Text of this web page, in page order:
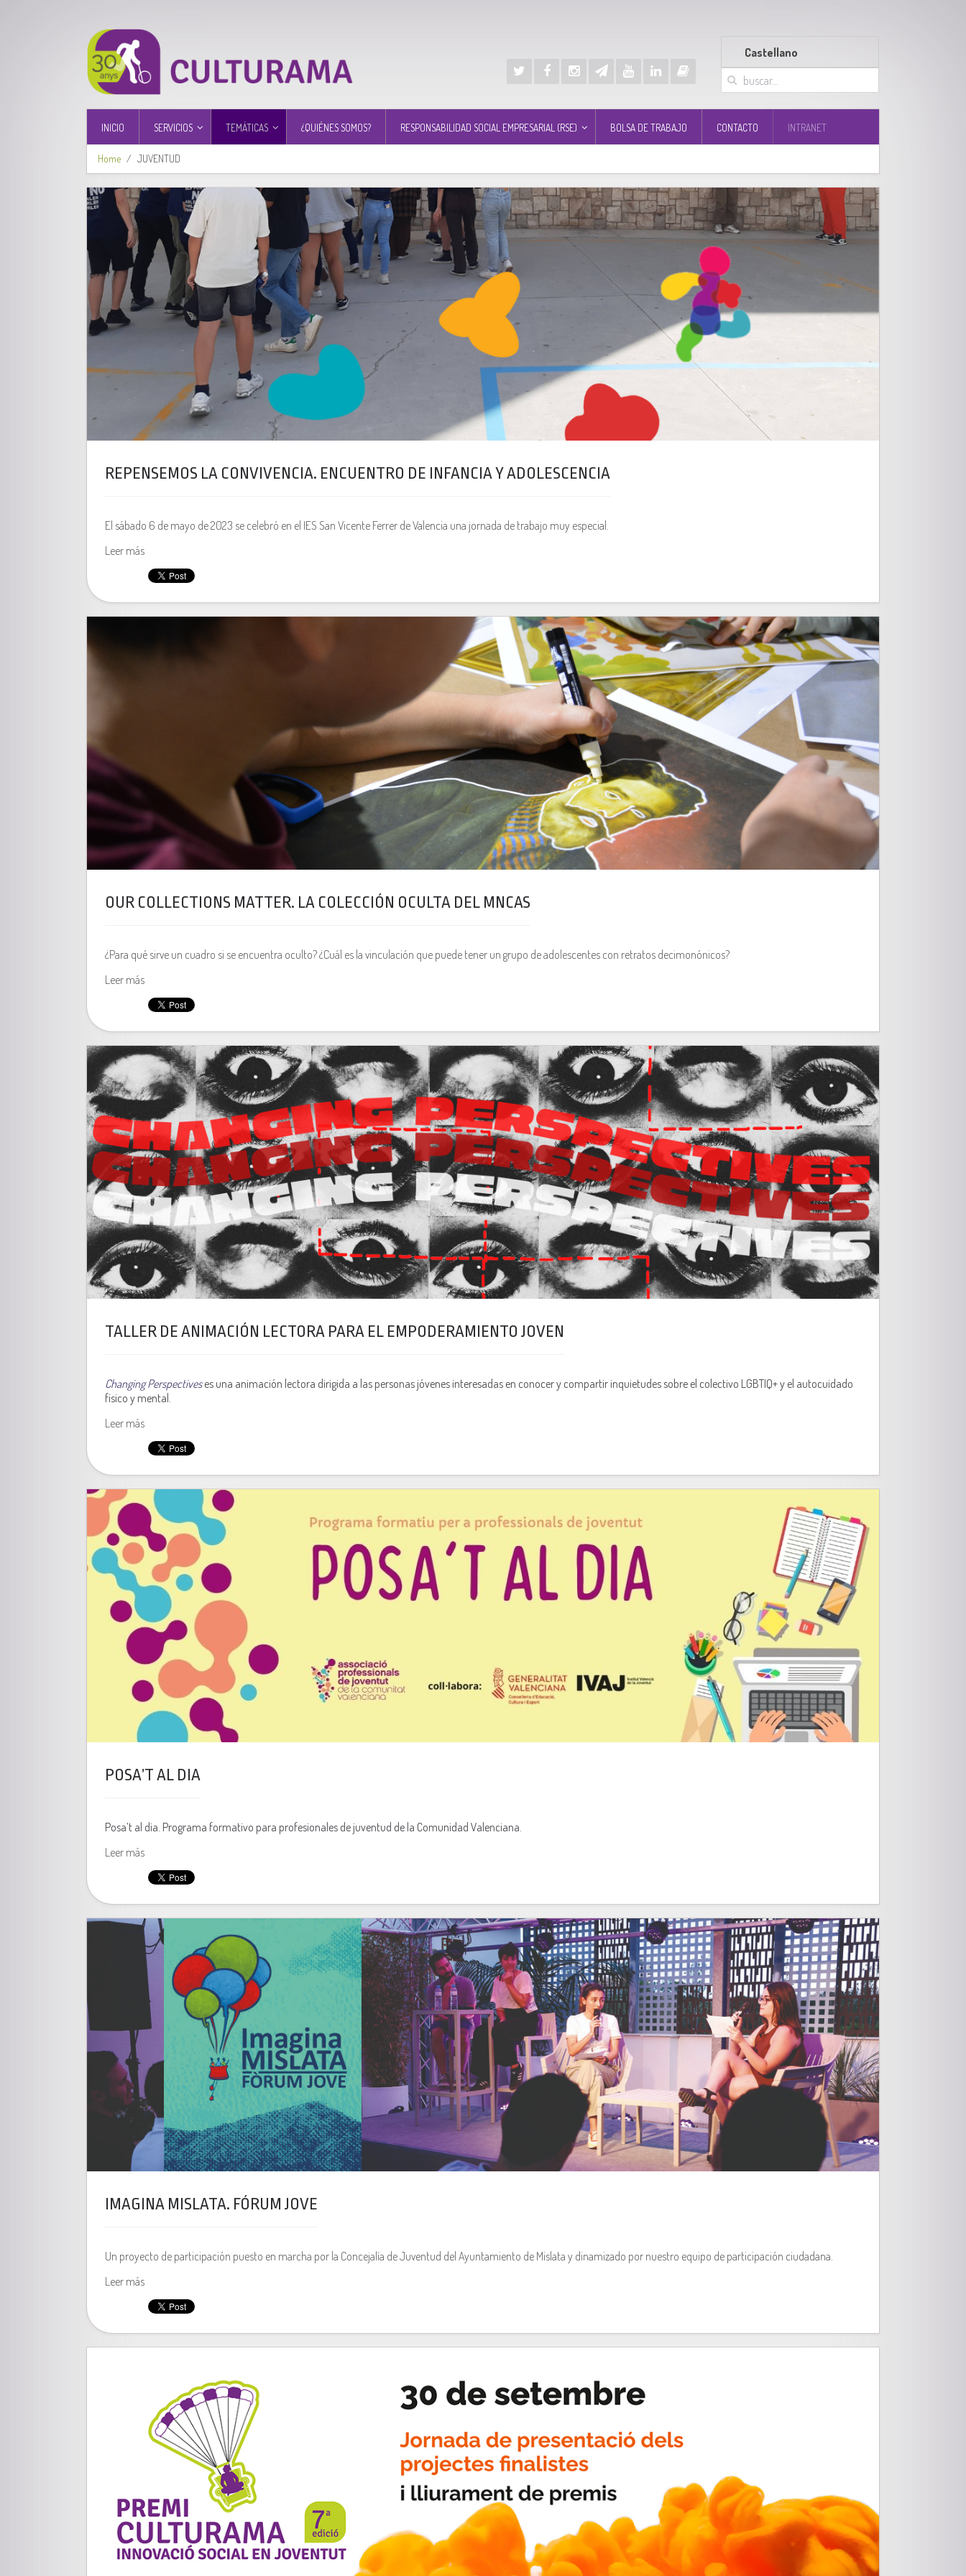
Castellano
INICIO SERVICIOS TEMÁTICAS ¿QUIÉNES SOMOS? RESPONSABILIDAD SOCIAL EMPRESARIAL (RSE) BOLSA DE TRABAJO CONTACTO INTRANET
Home JUVENTUD
REPENSEMOS LA CONVIVENCIA. ENCUENTRO DE INFANCIA Y ADOLESCENCIA
El sábado 6 de mayo de 2023 se celebró en el IES San Vicente Ferrer de Valencia una jornada de trabajo muy especial.
Leer más
OUR COLLECTIONS MATTER. LA COLECCIÓN OCULTA DEL MNCAS
¿Para qué sirve un cuadro si se encuentra oculto? ¿Cuál es la vinculación que puede tener un grupo de adolescentes con retratos decimonónicos?
Leer más
TALLER DE ANIMACIÓN LECTORA PARA EL EMPODERAMIENTO JOVEN
Changing Perspectiveses una animación lectora dirigida a las personas jóvenes interesadas en conocer y compartir inquietudes sobre el colectivo LGBTIQ+ y el autocuidado
físico y mental.
Leer más
POSA’T AL DIA
Posa’t al dia. Programa formativo para profesionales de juventud de la Comunidad Valenciana.
Leer más
IMAGINA MISLATA. FÓRUM JOVE
Un proyecto de participación puesto en marcha por la Concejalía de Juventud del Ayuntamiento de Mislata y dinamizado por nuestro equipo de participación ciudadana.
Leer más